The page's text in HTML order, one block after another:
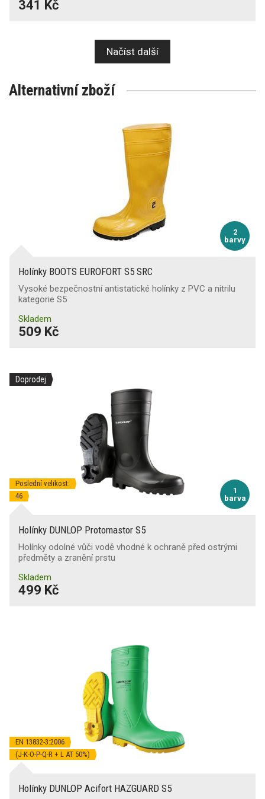
341 Kč
Načíst další
Alternativní zboží
2
barvy
Holínky BOOTS EUROFORT S5 SRC
Vysoké bezpečnostní antistatické holínky z PVC a nitrilu
kategorie S5
Skladem
509 Kč
Doprodej
1
barva
Poslední velikost:
46
Holínky DUNLOP Protomastor S5
Holínky odolné vůči vodě vhodné k ochraně před ostrými
předměty a zranění prstu
Skladem
499 Kč
EN 13832-3:2006
(J-K-O-P-Q-R + L AT 50%)
Holínky DUNLOP Acifort HAZGUARD S5